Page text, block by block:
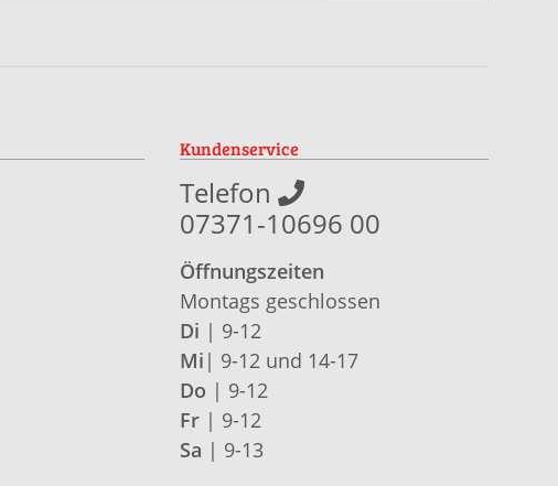
Kundenservice
Telefon
07371-10696 00
Öffnungszeiten
Montags geschlossen
Di | 9-12
Mi | 9-12 und 14-17
Do | 9-12
Fr| 9-12
Sa | 9-13